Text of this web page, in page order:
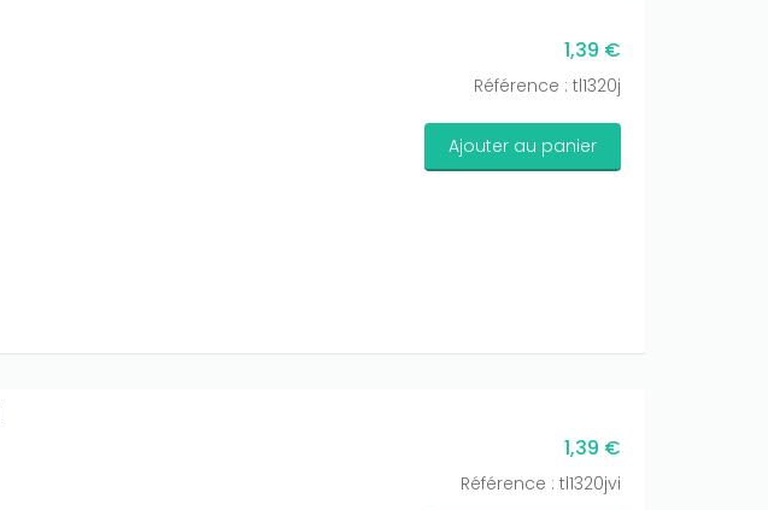
1,39 €
Référence : tl1320j
Ajouter au panier
1,39 €
Référence : tl1320jvi